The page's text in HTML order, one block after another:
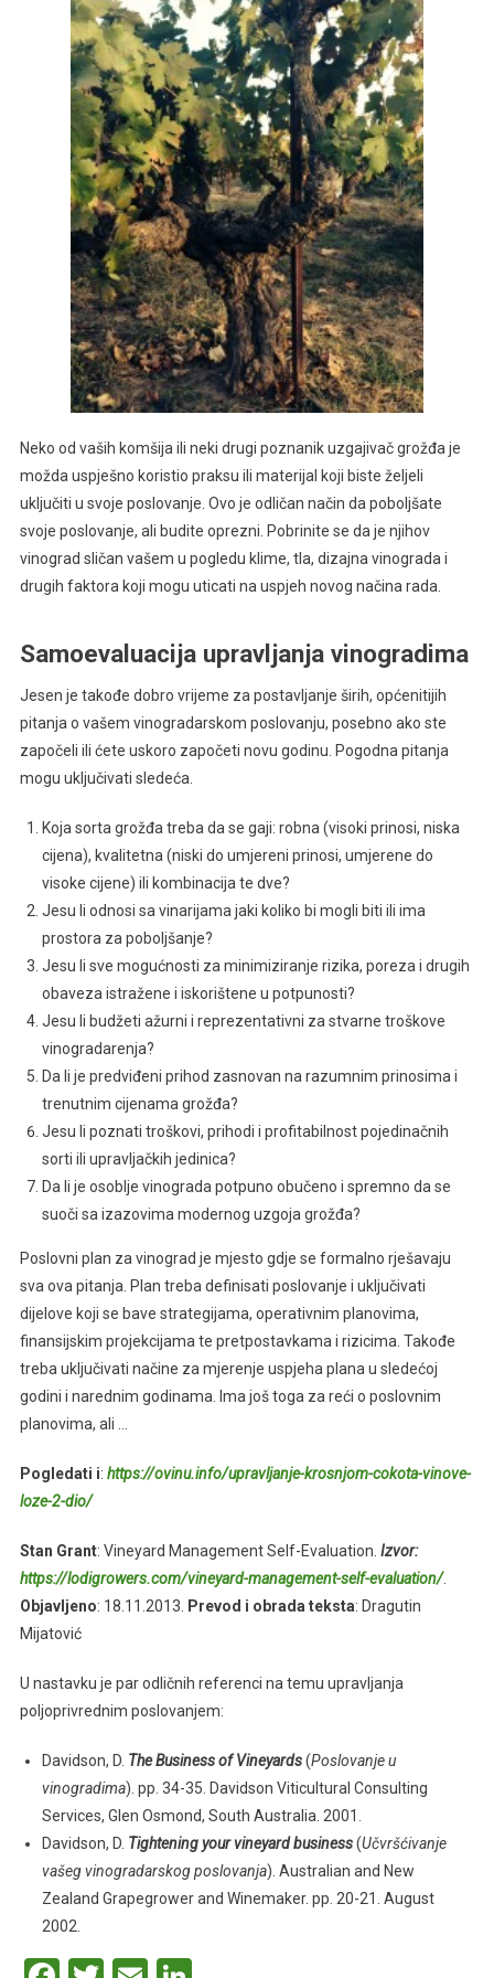
Neko od vaših komšija ili neki drugi poznanik uzgajivač grožđa je
možda uspješno koristio praksu ili materijal koji biste željeli
uključiti u svoje poslovanje. Ovo je odličan način da poboljšate
svoje poslovanje, ali budite oprezni. Pobrinite se da je njihov
vinograd sličan vašem u pogledu klime, tla, dizajna vinograda i
drugih faktora koji mogu uticati na uspjeh novog načina rada.
Samoevaluacija upravljanja vinogradima
Jesen je takođe dobro vrijeme za postavljanje širih, općenitijih
pitanja o vašem vinogradarskom poslovanju, posebno ako ste
započeli ili ćete uskoro započeti novu godinu. Pogodna pitanja
mogu uključivati ​​sledeća.
Koja sorta grožđa treba da se gaji: robna (visoki prinosi, niska
cijena), kvalitetna (niski do umjereni prinosi, umjerene do
visoke cijene) ili kombinacija te dve?
Jesu li odnosi sa vinarijama jaki koliko bi mogli biti ili ima
prostora za poboljšanje?
Jesu li sve mogućnosti za minimiziranje rizika, poreza i drugih
obaveza istražene i iskorištene u potpunosti?
Jesu li budžeti ažurni i reprezentativni za stvarne troškove
vinogradarenja?
Da li je predviđeni prihod zasnovan na razumnim prinosima i
trenutnim cijenama grožđa?
Jesu li poznati troškovi, prihodi i profitabilnost pojedinačnih
sorti ili upravljačkih jedinica?
Da li je osoblje vinograda potpuno obučeno i spremno da se
suoči sa izazovima modernog uzgoja grožđa?
Poslovni plan za vinograd je mjesto gdje se formalno rješavaju
sva ova pitanja. Plan treba definisati poslovanje i uključivati ​​
dijelove koji se bave strategijama, operativnim planovima,
finansijskim projekcijama te pretpostavkama i rizicima. Takođe
treba uključivati ​​načine za mjerenje uspjeha plana u sledećoj
godini i narednim godinama. Ima još toga za reći o poslovnim
planovima, ali …
Pogledati i: https://ovinu.info/upravljanje-krosnjom-cokota-vinove-
loze-2-dio/
Stan Grant: Vineyard Management Self-Evaluation. Izvor:
https://lodigrowers.com/vineyard-management-self-evaluation/.
Objavljeno: 18.11.2013. Prevod i obrada teksta: Dragutin
Mijatović
U nastavku je par odličnih referenci na temu upravljanja
poljoprivrednim poslovanjem:
Davidson, D. The Business of Vineyards(Poslovanje u
vinogradima). pp. 34-35. Davidson Viticultural Consulting
Services, Glen Osmond, South Australia. 2001.
Davidson, D. Tightening your vineyard business(Učvršćivanje
vašeg vinogradarskog poslovanja). Australian and New
Zealand Grapegrower and Winemaker. pp. 20-21. August
2002.